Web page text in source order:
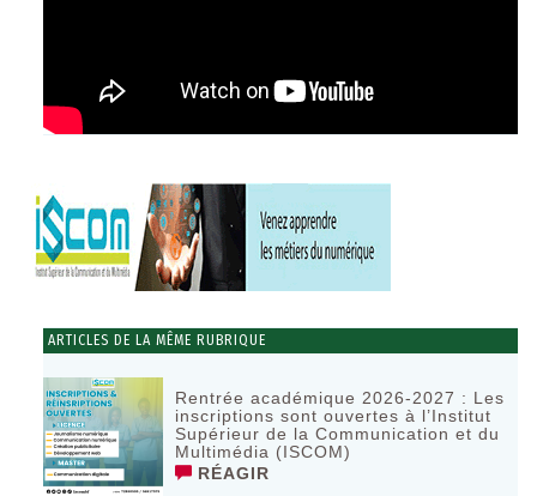
ARTICLES DE LA MÊME RUBRIQUE
Rentrée académique 2026-2027 : Les
inscriptions sont ouvertes à l’Institut
Supérieur de la Communication et du
Multimédia (ISCOM)
RÉAGIR